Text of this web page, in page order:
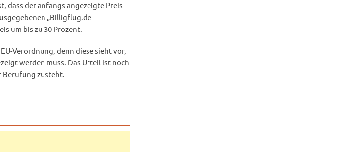
dass der anfangs angezeigte Preis
„Billigflug.de
um bis zu 30 Prozent.
Verordnung, denn diese sieht vor,
werden muss. Das Urteil ist noch
Berufung zusteht.